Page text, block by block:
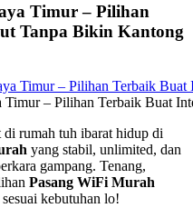
Timur – Pilihan
Tanpa Bikin Kantong
Timur – Pilihan Terbaik Buat
di rumah tuh ibarat hidup di
yang stabil, unlimited, dan
gampang. Tenang,
Pasang WiFi Murah
kebutuhan lo!